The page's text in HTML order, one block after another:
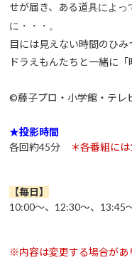
せが届き、ある道具によっ
に・・・。
⽬には⾒えない時間のひみ
ドラえもんたちと⼀緒に
©藤⼦プロ・⼩学館・テレ
★投影時間
各回約45分
＊各番組に
【毎日】
10:00～、12:30～、13:45
※内容は変更する場合があ